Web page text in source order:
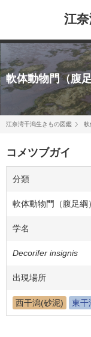
江
軟体動物門（腹
江奈湾干潟生きもの図鑑 軟
コメツブガイ
分類
軟体動物門（腹足綱）
学名
Decorifer insignis
出現場所
西干潟(砂泥) 東干